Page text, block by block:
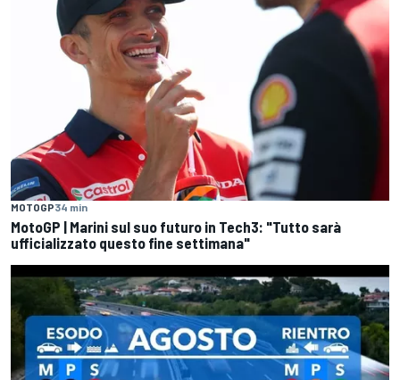
MOTOGP34 min
MotoGP | Marini sul suo futuro in Tech3: "Tutto sarà
ufficializzato questo fine settimana"